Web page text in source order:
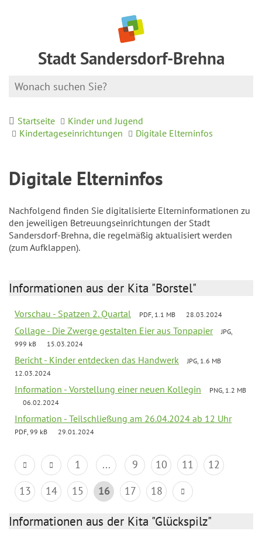
Stadt Sandersdorf-Brehna
Startseite
Kinder und Jugend
Kindertageseinrichtungen
Digitale Elterninfos
Digitale Elterninfos
Nachfolgend finden Sie digitalisierte Elterninformationen zu
den jeweiligen Betreuungseinrichtungen der Stadt
Sandersdorf-Brehna, die regelmäßig aktualisiert werden
(zum Aufklappen).
Informationen aus der Kita "Borstel"
Vorschau - Spatzen 2. Quartal PDF, 1.1 MB 28.03.2024
Collage - Die Zwerge gestalten Eier aus Tonpapier
JPG,
999 kB
15.03.2024
Bericht - Kinder entdecken das Handwerk
JPG, 1.6 MB
12.03.2024
Information - Vorstellung einer neuen Kollegin
PNG, 1.2 MB
06.02.2024
Information - Teilschließung am 26.04.2024 ab 12 Uhr
PDF, 99 kB 29.01.2024
1 ... 9 10 11
12
13
14 15 16 17 18
Informationen aus der Kita "Glückspilz"